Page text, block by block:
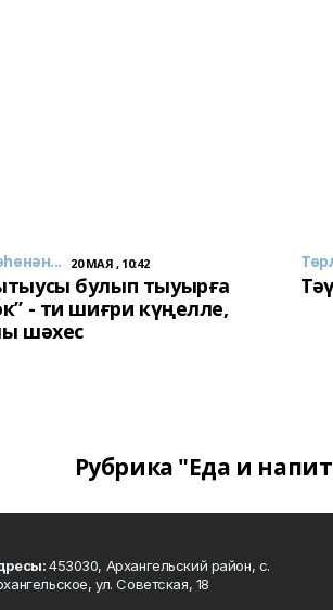
20 МАЯ , 10:42
булып тыуырға
- ти шиғри күңелле,
шәхес
Рубрика "Еда и
453030, Архангельский район, с.
ул. Советская, 18